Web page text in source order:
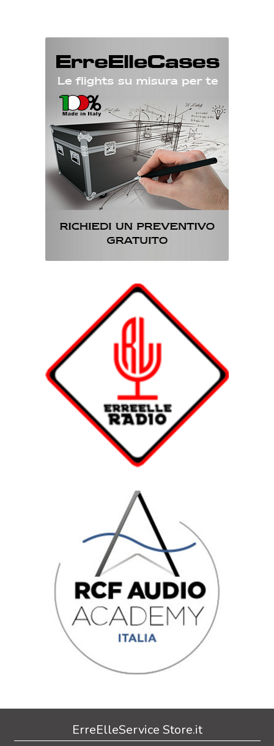
ErreElleService Store.it